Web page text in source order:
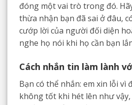
đóng một vai trò trong đó.
thừa nhận bạn đã sai ở đâu,
cướp lời của người đối diện
nghe họ nói khi họ cần bạn
Cách nhắn tin làm lành
Bạn có thể nhắn: em xin lỗi vì
không tốt khi hét lên như